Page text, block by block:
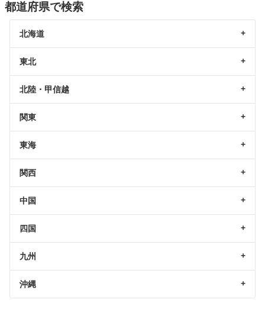
都道府県で検索
北海道
東北
北陸・甲信越
関東
東海
関西
中国
四国
九州
沖縄